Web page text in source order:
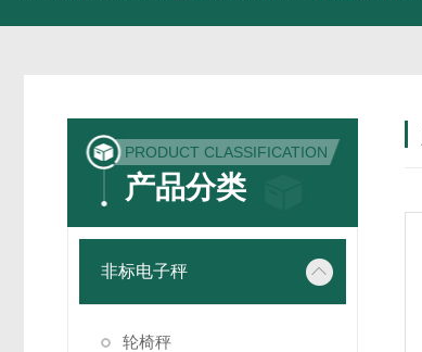
PRODUCT CLASSIFICATION
产品分类
非标电子秤
轮椅秤